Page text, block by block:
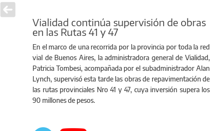
Vialidad continúa supervisión de obras
en las Rutas 41 y 47
En el marco de una recorrida por la provincia por toda la red
vial de Buenos Aires, la administradora general de Vialidad,
Patricia Tombesi, acompañada por el subadministrador Alan
Lynch, supervisó esta tarde las obras de repavimentación de
las rutas provinciales Nro 41 y 47, cuya inversión supera los
90 millones de pesos.